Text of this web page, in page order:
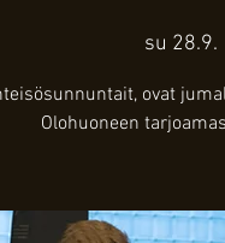
su 28.9.
ovat
Olohuoneen